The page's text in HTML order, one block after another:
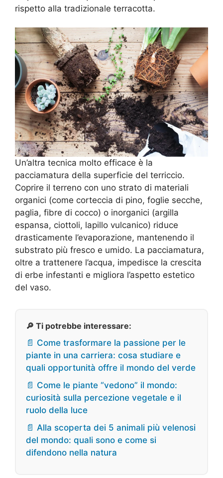
rispetto alla tradizionale terracotta.
Un’altra tecnica molto efficace è la
pacciamatura della superficie del terriccio.
Coprire il terreno con uno strato di materiali
organici (come corteccia di pino, foglie secche,
paglia, fibre di cocco) o inorganici (argilla
espansa, ciottoli, lapillo vulcanico) riduce
drasticamente l’evaporazione, mantenendo il
substrato più fresco e umido. La pacciamatura,
oltre a trattenere l’acqua, impedisce la crescita
di erbe infestanti e migliora l’aspetto estetico
del vaso.
🔎 Ti potrebbe interessare:
📄 Come trasformare la passione per le
piante in una carriera: cosa studiare e
quali opportunità offre il mondo del verde
📄 Come le piante “vedono” il mondo:
curiosità sulla percezione vegetale e il
ruolo della luce
📄 Alla scoperta dei 5 animali più velenosi
del mondo: quali sono e come si
difendono nella natura